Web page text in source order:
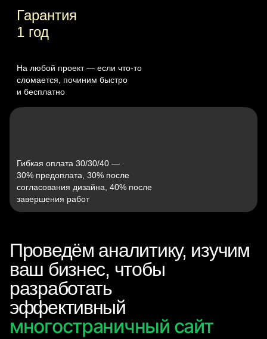
Гарантия
1 год
На любой проект — если что‑то
сломается, починим быстро
и бесплатно
Гибкая оплата 30/30/40 —
30% предоплата, 30% после
согласования дизайна, 40% после
завершения работ
Проведём аналитику, изучим
ваш бизнес, чтобы
разработать
эффективный
многостраничный сайт